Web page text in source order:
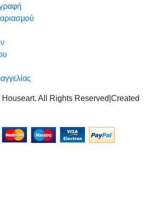
All Rights Reserved Created